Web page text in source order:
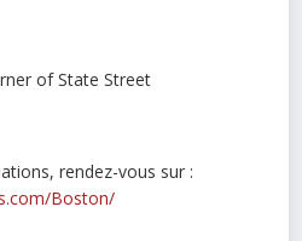
of State Street
rendez-vous sur :
Boston/